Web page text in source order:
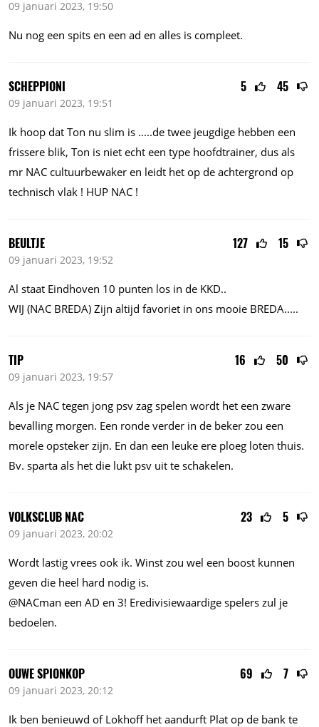
09 januari 2023, 19:50
Nu nog een spits en een ad en alles is compleet.
5 45
SCHEPPIONI
09 januari 2023, 19:51
Ik hoop dat Ton nu slim is .....de twee jeugdige hebben een
frissere blik, Ton is niet echt een type hoofdtrainer, dus als
mr NAC cultuurbewaker en leidt het op de achtergrond op
technisch vlak ! HUP NAC !
127 15
BEULTJE
09 januari 2023, 19:52
Al staat Eindhoven 10 punten los in de KKD..
WIJ (NAC BREDA) Zijn altijd favoriet in ons mooie BREDA.....
16 50
TIP
09 januari 2023, 19:57
Als je NAC tegen jong psv zag spelen wordt het een zware
bevalling morgen. Een ronde verder in de beker zou een
morele opsteker zijn. En dan een leuke ere ploeg loten thuis.
Bv. sparta als het die lukt psv uit te schakelen.
23 5
VOLKSCLUB NAC
09 januari 2023, 20:02
Wordt lastig vrees ook ik. Winst zou wel een boost kunnen
geven die heel hard nodig is.
@NACman een AD en 3! Eredivisiewaardige spelers zul je
bedoelen.
69 7
OUWE SPIONKOP
09 januari 2023, 20:12
Ik ben benieuwd of Lokhoff het aandurft Plat op de bank te